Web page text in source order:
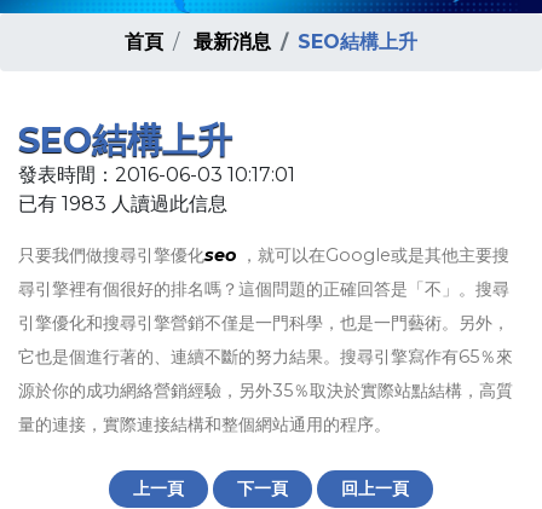
首頁 最新消息 SEO結構上升
SEO結構上升
發表時間：2016-06-03 10:17:01
已有 1983 人讀過此信息
只要我們做搜尋引擎優化seo ，就可以在Google或是其他主要搜
尋引擎裡有個很好的排名嗎？這個問題的正確回答是「不」。搜尋
引擎優化和搜尋引擎營銷不僅是一門科學，也是一門藝術。另外，
它也是個進行著的、連續不斷的努力結果。搜尋引擎寫作有65％來
源於你的成功網絡營銷經驗，另外35％取決於實際站點結構，高質
量的連接，實際連接結構和整個網站通用的程序。
上一頁 下一頁 回上一頁